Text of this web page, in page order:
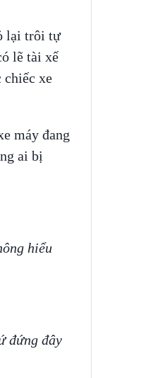
lại trôi tự
lẽ tài xế
chiếc xe
máy đang
ai bị
hiểu
đứng đây